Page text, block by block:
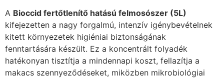
A Bioccid fertőtlenítő hatású felmosószer (5L)
kifejezetten a nagy forgalmú, intenzív igénybevételnek
kitett környezetek higiéniai biztonságának
fenntartására készült. Ez a koncentrált folyadék
hatékonyan tisztítja a mindennapi koszt, fellazítja a
makacs szennyeződéseket, miközben mikrobiológiai